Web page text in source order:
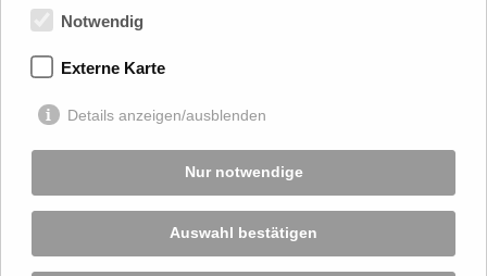
Startseite
Notwendig
Externe Karte
Details anzeigen/ausblenden
Nur notwendige
Auswahl bestätigen